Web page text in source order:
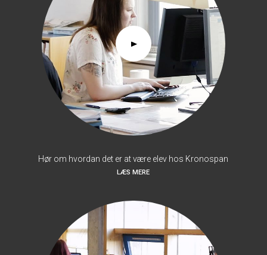
Hør om hvordan det er at være elev hos Kronospan
LÆS MERE